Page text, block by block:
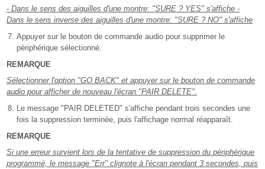
- Dans le sens des aiguilles d'une montre: "SURE ? YES" s'affiche -
Dans le sens inverse des aiguilles d'une montre: "SURE ? NO" s'affiche
Appuyer sur le bouton de commande audio pour supprimer le
périphérique sélectionné.
REMARQUE
Sélectionner l'option "GO BACK" et appuyer sur le bouton de commande
audio pour afficher de nouveau l'écran "PAIR DELETE".
Le message "PAIR DELETED" s'affiche pendant trois secondes une
fois la suppression terminée, puis l'affichage normal réapparaît.
REMARQUE
Si une erreur survient lors de la tentative de suppression du périphérique
programmé, le message "Err" clignote à l'écran pendant 3 secondes, puis